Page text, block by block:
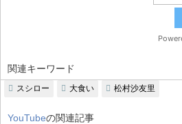
関連キーワード
スシロー 大食い 松村沙友里
YouTubeの関連記事